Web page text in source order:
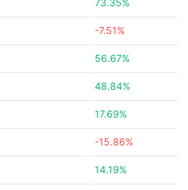
73.35%
-7.51%
56.67%
48.84%
17.69%
-15.86%
14.19%